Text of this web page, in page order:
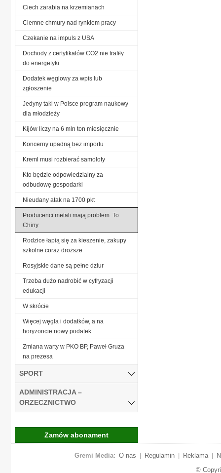
Ciech zarabia na krzemianach
Ciemne chmury nad rynkiem pracy
Czekanie na impuls z USA
Dochody z certyfikatów CO2 nie trafiły
do energetyki
Dodatek węglowy za wpis lub
zgłoszenie
Jedyny taki w Polsce program naukowy
dla młodzieży
Kijów liczy na 6 mln ton miesięcznie
Koncerny upadną bez importu
Kreml musi rozbierać samoloty
Kto będzie odpowiedzialny za
odbudowę gospodarki
Nieudany atak na 1700 pkt
Producenci metali mają problem. To
Chiny
Rodzice łapią się za kieszenie, zakupy
szkolne coraz droższe
Rosyjskie dane są pełne dziur
Trzeba dużo nadrobić w cyfryzacji
edukacji
W skrócie
Więcej węgla i dodatków, a na
horyzoncie nowy podatek
Zmiana warty w PKO BP, Paweł Gruza
na prezesa
SPORT
ADMINISTRACJA –
ORZECZNICTWO
Zamów abonament
Gremi Media: O nas Regulamin Reklama
©